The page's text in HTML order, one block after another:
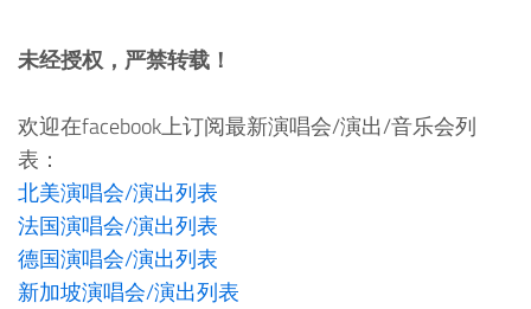
未经授权，严禁转载！
欢迎在facebook上订阅最新演唱会/演出/音乐会列
表：
北美演唱会/演出列表
法国演唱会/演出列表
德国演唱会/演出列表
新加坡演唱会/演出列表